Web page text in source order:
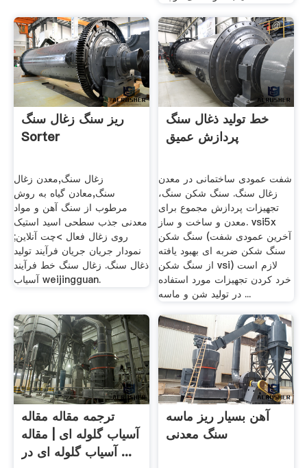
ریز سنگ زغال سنگ
Sorter
زغال سنگ,معدن زغال
سنگ,معادن گیاه به روش
مرطوب از سنگ آهن و مواد
معدنی جذب سطحی اسید استیک
روی زغال فعال >چت آنلاین;
نمودار جریان جریان فرآیند تولید
ذغال سنگ. زغال سنگ خط فرآیند
آسیاب weijingguan.
خط تولید ذغال سنگ
پردازش عمیق
شفت عمودی ساختمانی در معدن
زغال سنگ. سنگ شکن سنگ،
تجهیزات پردازش مجموع برای
معدن و ساخت و ساز. vsi5x
سنگ شکن (آخرین عمودی شفت
سنگ شکن ضربه ای بهبود یافته
از سنگ شکن vsi) لازم است
خرد کردن تجهیزات مورد استفاده
در تولید شن و ماسه ...
ترجمه مقاله مقاله
آسیاب گلوله ای | مقاله
آسیاب گلوله ای در ...
آهن بسیار ریز ماسه
سنگ معدنی